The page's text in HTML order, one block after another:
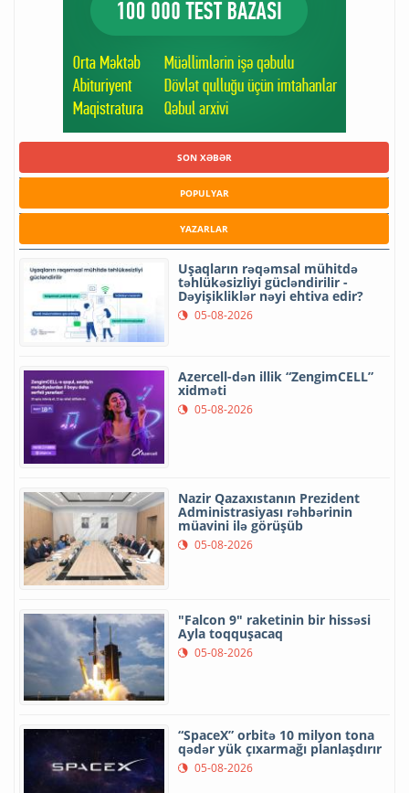
SON XƏBƏR
POPULYAR
YAZARLAR
Uşaqların rəqəmsal mühitdə
təhlükəsizliyi gücləndirilir -
Dəyişikliklər nəyi ehtiva edir?
05-08-2026
Azercell-dən illik “ZengimCELL”
xidməti
05-08-2026
Nazir Qazaxıstanın Prezident
Administrasiyası rəhbərinin
müavini ilə görüşüb
05-08-2026
"Falcon 9" raketinin bir hissəsi
Ayla toqquşacaq
05-08-2026
“SpaceX” orbitə 10 milyon tona
qədər yük çıxarmağı planlaşdırır
05-08-2026